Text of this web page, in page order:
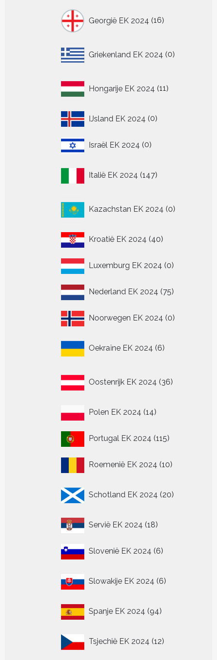
Georgië EK 2024 16
producten
Griekenland EK 2024 0
producten
Hongarije EK 2024 11
producten
IJsland EK 2024 00
Israël EK 2024 00
Italië EK 2024 147
producten
Kazachstan EK 2024 0
producten
Kroatië EK 2024 4040
Luxemburg EK 2024 00
Nederland EK 2024 7575
Noorwegen EK 2024 00
Oekraïne EK 2024 6
producten
Oostenrijk EK 2024 36
producten
Polen EK 2024 1414
Portugal EK 2024 115115
Roemenië EK 2024 1010
Schotland EK 2024 20
producten
Servië EK 2024 1818
Slovenië EK 2024 66
Slowakije EK 2024 6
producten
Spanje EK 2024 9494
Tsjechië EK 2024 12
producten